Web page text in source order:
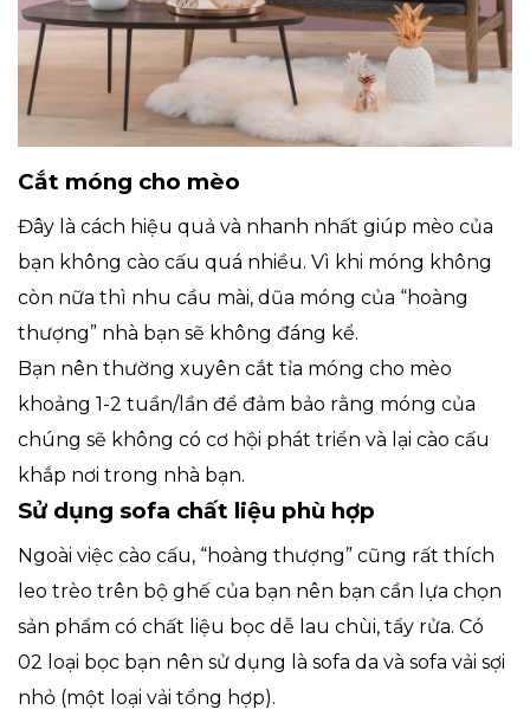
Cắt móng cho mèo
Đây là cách hiệu quả và nhanh nhất giúp mèo của
bạn không cào cấu quá nhiều. Vì khi móng không
còn nữa thì nhu cầu mài, dũa móng của “hoàng
thượng” nhà bạn sẽ không đáng kể.
Bạn nên thường xuyên cắt tỉa móng cho mèo
khoảng 1-2 tuần/lần để đảm bảo rằng móng của
chúng sẽ không có cơ hội phát triển và lại cào cấu
khắp nơi trong nhà bạn.
Sử dụng sofa chất liệu phù hợp
Ngoài việc cào cấu, “hoàng thượng” cũng rất thích
leo trèo trên bộ ghế của bạn nên bạn cần lựa chọn
sản phẩm có chất liệu bọc dễ lau chùi, tẩy rửa. Có
02 loại bọc bạn nên sử dụng là sofa da và sofa vải sợi
nhỏ (một loại vải tổng hợp).